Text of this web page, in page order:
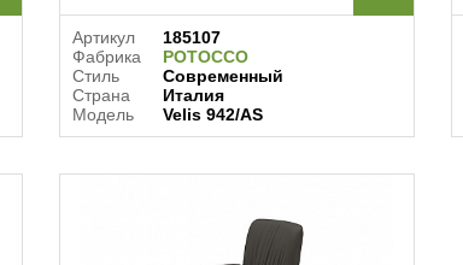
Артикул
185107
Фабрика
POTOCCO
Стиль
Современный
Страна
Италия
Модель
Velis 942/AS